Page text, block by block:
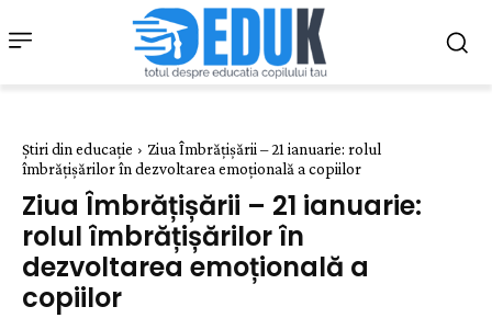
Știri din educație
Ziua Îmbrățișării – 21 ianuarie: rolul
îmbrățișărilor în dezvoltarea emoțională a copiilor
Ziua Îmbrățișării – 21 ianuarie:
rolul îmbrățișărilor în
dezvoltarea emoțională a
copiilor